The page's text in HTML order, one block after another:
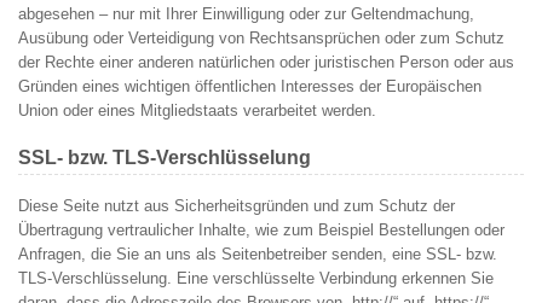
abgesehen – nur mit Ihrer Einwilligung oder zur Geltendmachung,
Ausübung oder Verteidigung von Rechtsansprüchen oder zum Schutz
der Rechte einer anderen natürlichen oder juristischen Person oder aus
Gründen eines wichtigen öffentlichen Interesses der Europäischen
Union oder eines Mitgliedstaats verarbeitet werden.
SSL- bzw. TLS-Verschlüsselung
Diese Seite nutzt aus Sicherheitsgründen und zum Schutz der
Übertragung vertraulicher Inhalte, wie zum Beispiel Bestellungen oder
Anfragen, die Sie an uns als Seitenbetreiber senden, eine SSL- bzw.
TLS-Verschlüsselung. Eine verschlüsselte Verbindung erkennen Sie